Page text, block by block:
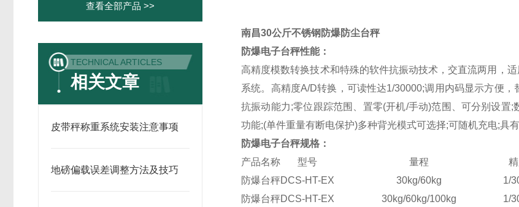
查看全部产品 >>
TECHNICAL ARTICLES
相关文章
皮带秤称重系统安装注意事项
地磅偏载误差调整方法及技巧
南昌30公斤不锈钢防爆防尘台秤
防爆电子台秤性能：
高精度模数转换技术和特殊的软件抗振动技术，交直流两用，
系统。高精度A/D转换，可读性达1/30000;调用内码显示方便
抗振动能力;零位跟踪范围、置零(开机/手动)范围、可分别设置
功能;(单件重量有断电保护)多种背光模式可选择;可随机充电;具
防爆电子台秤规格：
产品名称
型号 量程
防爆台秤DCS-HT-EX 30kg/60kg
1/
防爆台秤DCS-HT-EX 30kg/60kg/100kg
1/